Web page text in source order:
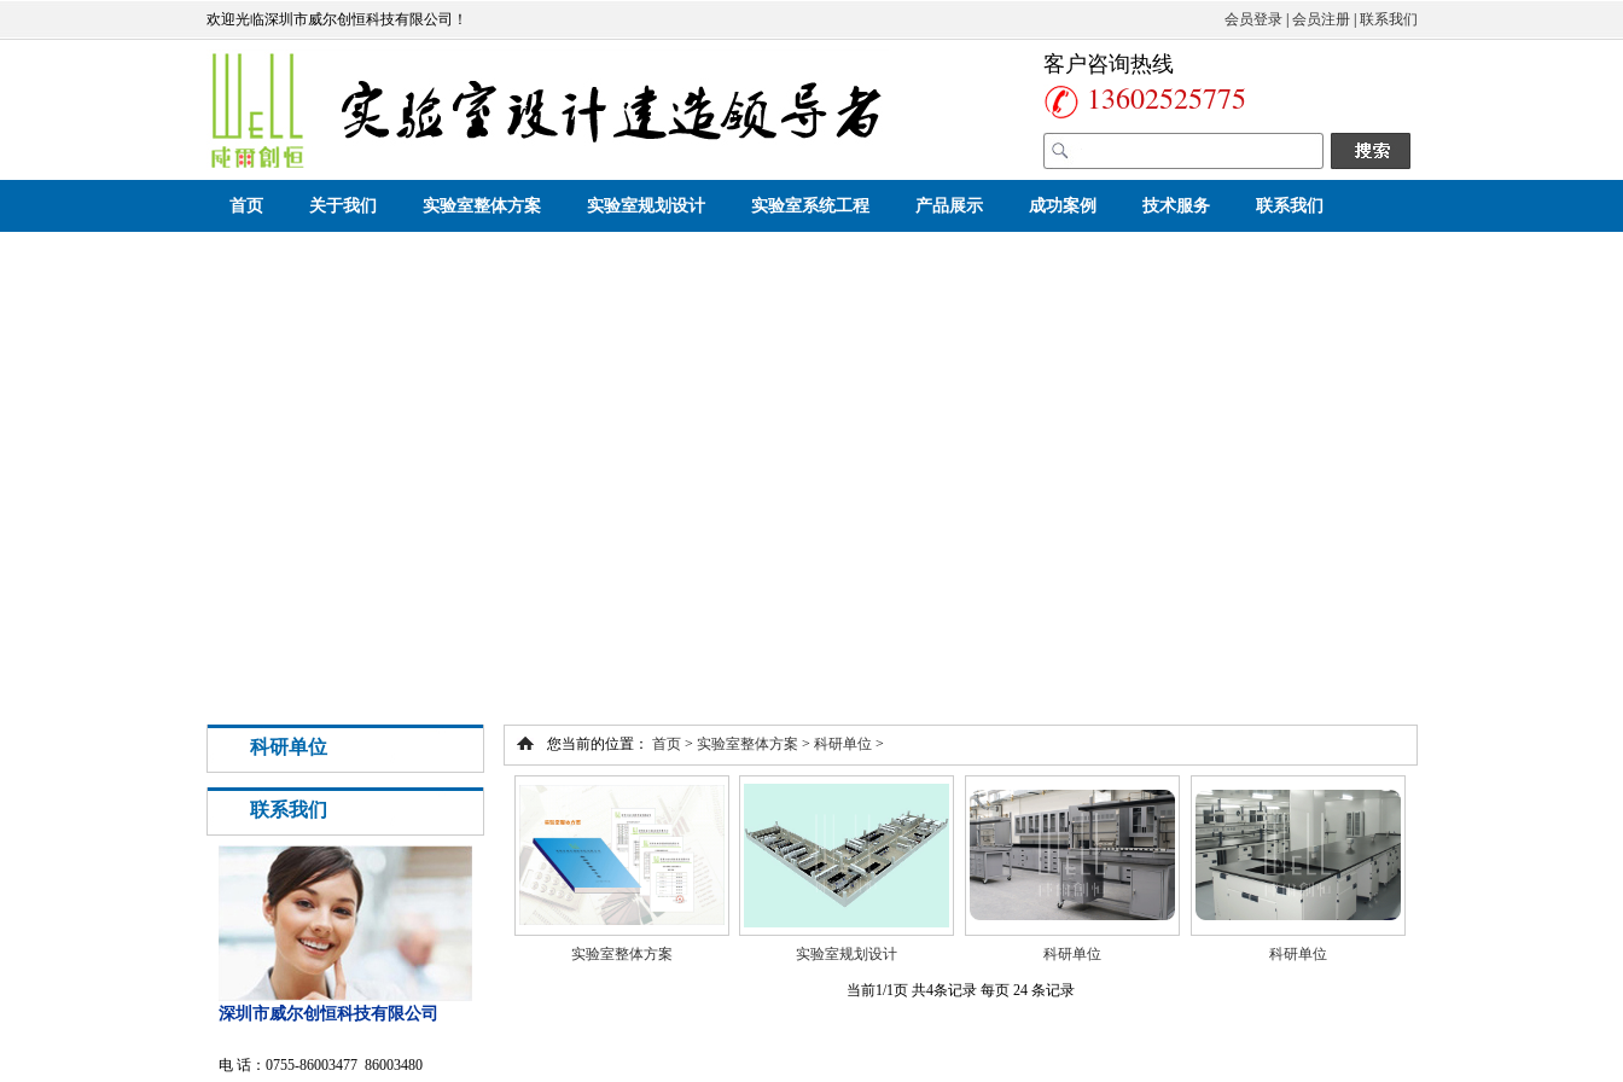
欢迎光临深圳市威尔创恒科技有限公司！ 会员登录| 会员注册| 联系我们
客户咨询热线
13602525775
首页 关于我们 实验室整体方案 实验室规划设计 实验室系统工程 产品展示 成功案例 技术服务 联系我们
科研单位
联系我们
深圳市威尔创恒科技有限公司
电 话：0755-86003477 86003480
您当前的位置： 首页> 实验室整体方案 > 科研单位 >
实验室整体方案 实验室规划设计 科研单位 科研单位
当前1/1页 共4条记录 每页 24 条记录